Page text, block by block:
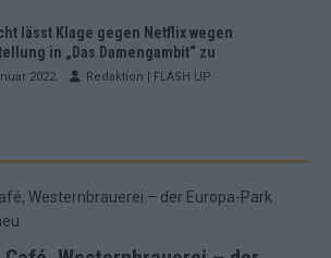
lässt Klage gegen Netflix wegen
in „Das Damengambit“ zu
2022 Redaktion | FLASH UP